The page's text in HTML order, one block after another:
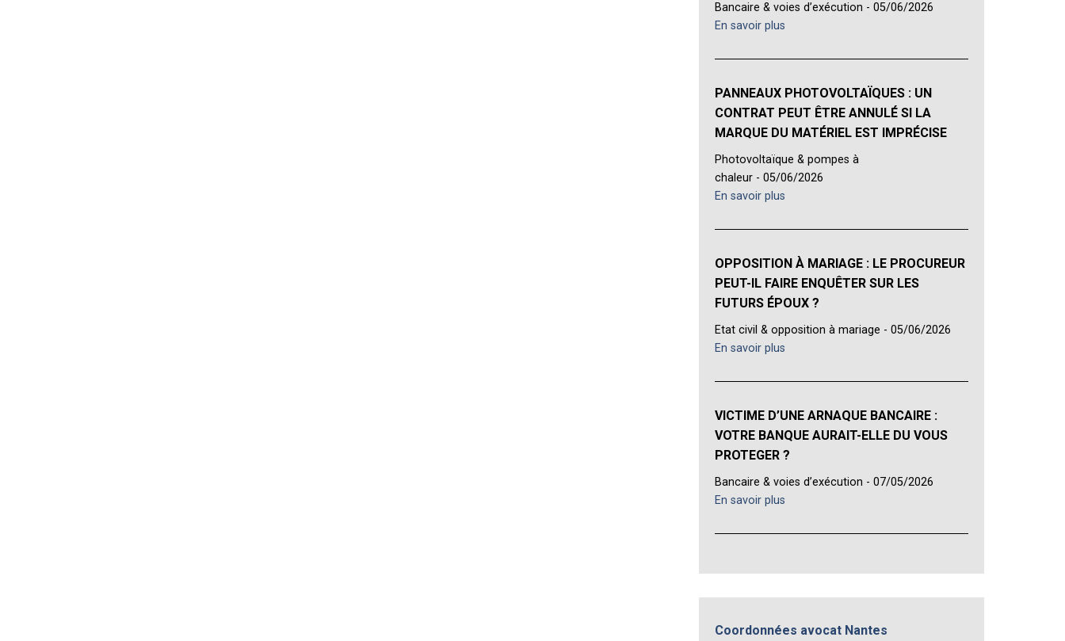
Bancaire & voies d’exécution - 05/06/2026
En savoir plus
PANNEAUX PHOTOVOLTAÏQUES : UN
CONTRAT PEUT ÊTRE ANNULÉ SI LA
MARQUE DU MATÉRIEL EST IMPRÉCISE
Photovoltaïque & pompes à
chaleur - 05/06/2026
En savoir plus
OPPOSITION À MARIAGE : LE PROCUREUR
PEUT-IL FAIRE ENQUÊTER SUR LES
FUTURS ÉPOUX ?
Etat civil & opposition à mariage - 05/06/2026
En savoir plus
VICTIME D’UNE ARNAQUE BANCAIRE :
VOTRE BANQUE AURAIT-ELLE DU VOUS
PROTEGER ?
Bancaire & voies d’exécution - 07/05/2026
En savoir plus
Coordonnées avocat Nantes